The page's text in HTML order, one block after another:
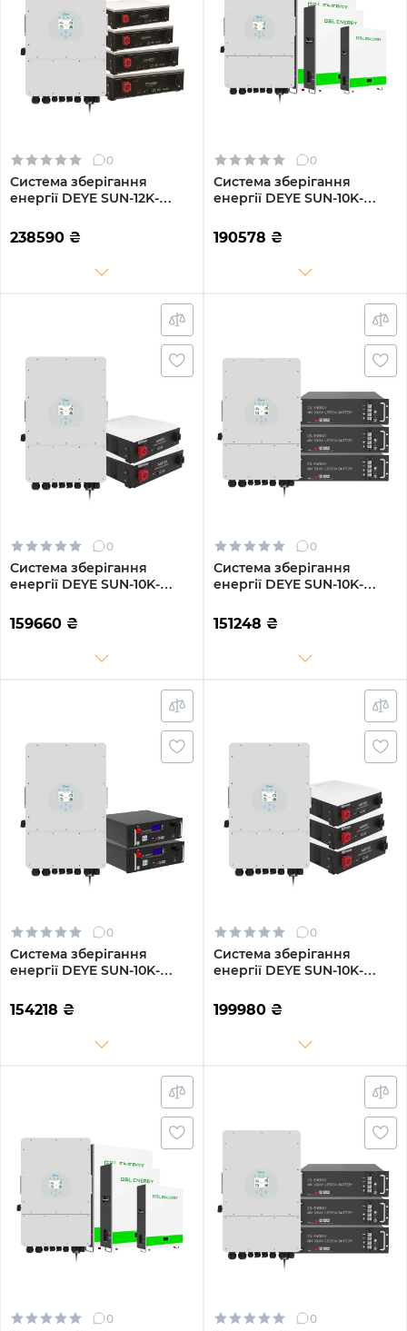
0
Система зберігання
енергії DEYE SUN-12K-
LFP-W 12000W 20.48kWh
4BAT LiFePO4 6000 циклів
238590 ₴
0
Система зберігання
енергії DEYE SUN-10K-
LFP-W 10kW 15.36kWh
3BAT LiFePO4 6500 циклів
190578 ₴
0
Система зберігання
енергії DEYE SUN-10K-
W 10kW 9.6kWh 2BAT
LiFePO4 6000 циклів
159660 ₴
0
Система зберігання
енергії DEYE SUN-10K-
10kW 9.6kWh 2BAT
LiFePO4 6500 циклів
151248 ₴
0
Система зберігання
енергії DEYE SUN-10K-
10kW 10.24kWh 2BAT
LiFePO4 6500 циклів
154218 ₴
0
Система зберігання
енергії DEYE SUN-10K-
W 10kW 14.4kWh 3BAT
LiFePO4 6000 циклів
199980 ₴
0 0